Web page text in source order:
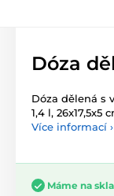
Dóza
Dóza dělená s
1,4 l, 26x17,5x5
Více informací ›
Máme na